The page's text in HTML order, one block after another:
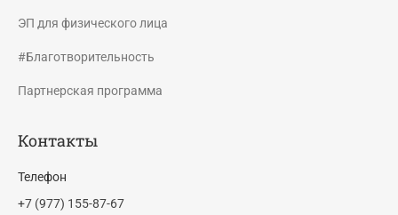
ЭП для физического лица
#Благотворительность
Партнерская программа
Контакты
Телефон
+7 (977) 155-87-67